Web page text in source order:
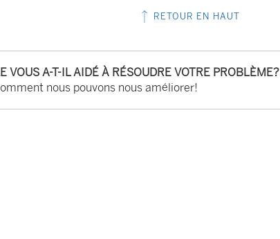
e
a
n
s
u
RETOUR EN HAUT
VOUS A-T-IL AIDÉ À RÉSOUDRE VOTRE PROBLÈME?
nous pouvons nous améliorer!